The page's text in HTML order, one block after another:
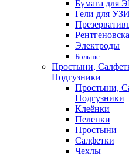
Бумага для
Гели для
Электроды
Больше
Простыни,
Подгузники
Простыни,
Подгузники
Клеёнки
Пеленки
Простыни
Салфетки
Чехлы